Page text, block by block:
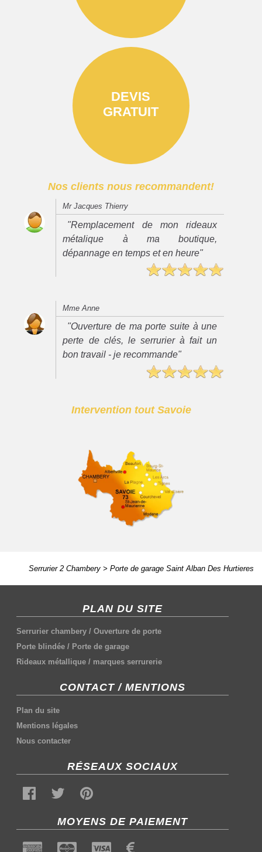
DEVIS
GRATUIT
Nos clients nous recommandent!
Mr Jacques Thierry
"Remplacement de mon rideaux
métalique à ma boutique,
dépannage en temps et en heure"
Mme Anne
"Ouverture de ma porte suite à une
perte de clés, le serrurier à fait un
bon travail - je recommande"
Intervention tout Savoie
Serrurier 2 Chambery> Porte de garage Saint Alban Des Hurtieres
PLAN DU SITE
Serrurier chambery /Ouverture de porte
Porte blindée / Porte de garage
Rideaux métallique / marques serrurerie
CONTACT / MENTIONS
Plan du site
Mentions légales
Nous contacter
RÉSEAUX SOCIAUX
MOYENS DE PAIEMENT